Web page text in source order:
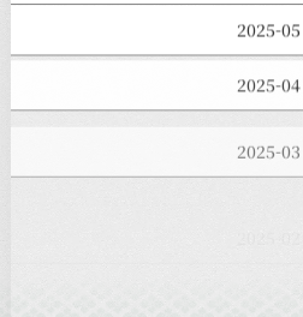
2025-05
2025-04
2025-02